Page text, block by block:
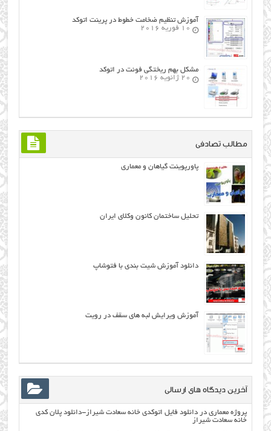
آموزش تنظیم ضخامت خطوط در پرینت اتوکد
10 فوریه 2016
مشکل بهم ریختگی فونت در اتوکد
20 ژانویه 2016
مطالب تصادفی
پاورپوینت گياهان و معماری
تحلیل ساختمان کانون وکلای ایران
دانلود آموزش شیت بندی با فتوشاپ
آموزش ویرایش لبه های سقف در رویت
آخرین دیدگاه های ارسالی
پروژه معماری دردانلود فایل اتوکدی خانه سعادت شیراز-دانلود پلان کدی
خانه سعادت شیراز